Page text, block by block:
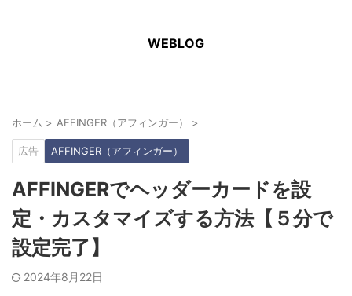
WEBLOG
ホーム > AFFINGER（アフィンガー） >
広告 AFFINGER（アフィンガー）
AFFINGERでヘッダーカードを設
定・カスタマイズする方法【５分で
設定完了】
2024年8月22日